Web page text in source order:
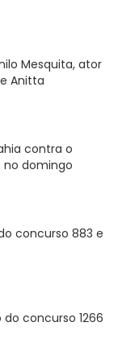
Mesquita, ator
Anitta
contra o
domingo
concurso 883 e
concurso 1266